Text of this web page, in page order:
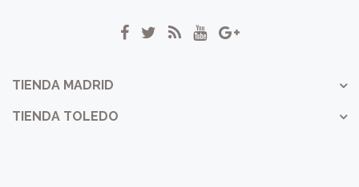
TIENDA MADRID
TIENDA TOLEDO